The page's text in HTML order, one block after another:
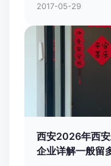
2017-05-29
西安2026年西
企业详解一般留